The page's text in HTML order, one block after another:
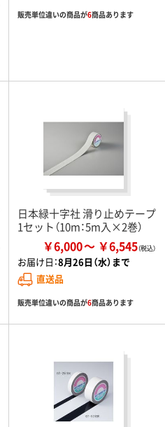
販売単位違いの商品が6商品あります
日本緑十字社 滑り止めテープ
1セット（10m：5m入×2巻）
￥6,000 ￥6,545
お届け日：8月26日（水）まで
直送品
販売単位違いの商品が6商品あります